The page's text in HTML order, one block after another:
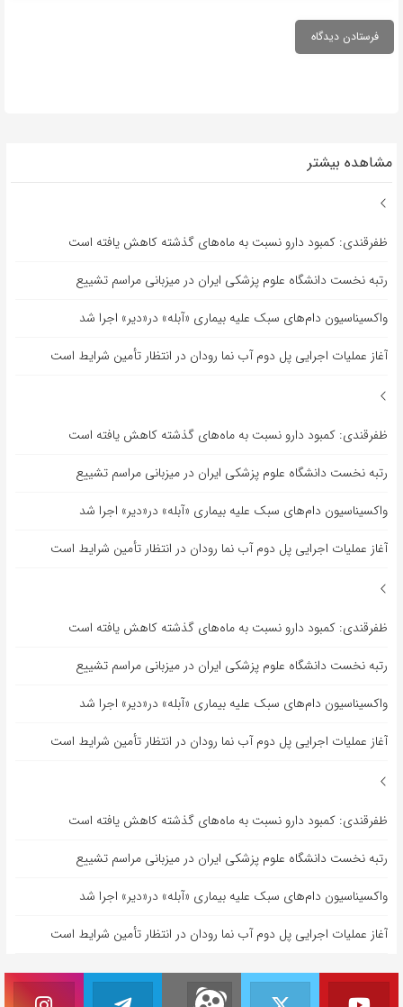
مشاهده بیشتر
ظفرقندی: کمبود دارو نسبت به ماه‌های گذشته کاهش یافته است
رتبه نخست دانشگاه علوم پزشکی ایران در میزبانی مراسم تشییع
واکسیناسیون دام‌های سبک علیه بیماری «آبله» در«دیر» اجرا شد
آغاز عملیات اجرایی پل دوم آب نما رودان در انتظار تأمین شرایط است
ظفرقندی: کمبود دارو نسبت به ماه‌های گذشته کاهش یافته است
رتبه نخست دانشگاه علوم پزشکی ایران در میزبانی مراسم تشییع
واکسیناسیون دام‌های سبک علیه بیماری «آبله» در«دیر» اجرا شد
آغاز عملیات اجرایی پل دوم آب نما رودان در انتظار تأمین شرایط است
ظفرقندی: کمبود دارو نسبت به ماه‌های گذشته کاهش یافته است
رتبه نخست دانشگاه علوم پزشکی ایران در میزبانی مراسم تشییع
واکسیناسیون دام‌های سبک علیه بیماری «آبله» در«دیر» اجرا شد
آغاز عملیات اجرایی پل دوم آب نما رودان در انتظار تأمین شرایط است
ظفرقندی: کمبود دارو نسبت به ماه‌های گذشته کاهش یافته است
رتبه نخست دانشگاه علوم پزشکی ایران در میزبانی مراسم تشییع
واکسیناسیون دام‌های سبک علیه بیماری «آبله» در«دیر» اجرا شد
آغاز عملیات اجرایی پل دوم آب نما رودان در انتظار تأمین شرایط است